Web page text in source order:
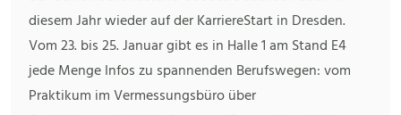
diesem Jahr wieder auf der KarriereStart in Dresden.
Vom 23. bis 25. Januar gibt es in Halle 1 am Stand E4
jede Menge Infos zu spannenden Berufswegen: vom
Praktikum im Vermessungsbüro über